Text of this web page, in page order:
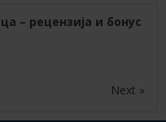
– рецензија и бонус
Next »